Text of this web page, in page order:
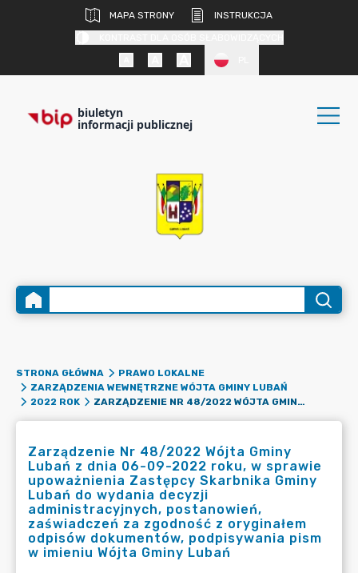
MAPA STRONY
INSTRUKCJA
biuletyn
informacji publicznej
STRONA GŁÓWNA
PRAWO LOKALNE
ZARZĄDZENIA WEWNĘTRZNE WÓJTA GMINY LUBAŃ
2022 ROK
ZARZĄDZENIE NR 48/2022 WÓJTA GMINY LUBAŃ Z DNIA 06-09-2022 ROKU, W SPRAWIE UPOWAŻNIENIA ZASTĘPCY SKARBNIKA GMINY LUBAŃ DO WYDANIA DECYZJI ADMINISTRACYJNYCH, POSTANOWIEŃ, ZAŚWIADCZEŃ ZA ZGODNOŚĆ Z ORYGINAŁEM ODPISÓW DOKUMENTÓW, PODPISYWANIA PISM W IMIENIU WÓJTA GMINY LUBAŃ
Zarządzenie Nr 48/2022 Wójta Gminy
Lubań z dnia 06-09-2022 roku, w sprawie
upoważnienia Zastępcy Skarbnika Gminy
Lubań do wydania decyzji
administracyjnych, postanowień,
zaświadczeń za zgodność z oryginałem
odpisów dokumentów, podpisywania pism
w imieniu Wójta Gminy Lubań